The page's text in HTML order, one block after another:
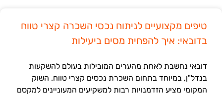
טיפים מקצועיים לניתוח נכסי השכרה קצרי טווח
בדובאי: איך להפחית מסים ביעילות
דובאי נחשבת לאחת מהערים המובילות בעולם להשקעות
בנדל"ן, במיוחד בתחום השכרת נכסים קצרי טווח. השוק
המקומי מציע הזדמנויות רבות למשקיעים המעוניינים למקסם